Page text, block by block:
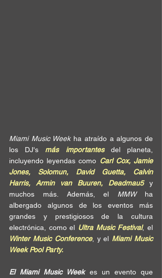
Miami Music Week ha atraído a algunos de
los DJ's más importantes del planeta,
incluyendo leyendas como Carl Cox, Jamie
Jones, Solomun, David Guetta, Calvin
Harris, Armin van Buuren, Deadmau5 y
muchos más. Además, el MMW ha
albergado algunos de los eventos más
grandes y prestigiosos de la cultura
electrónica, como el Ultra Music Festival
Winter Music Conference, y el Miami Music
Week Pool Party.
El Miami Music Week es un evento que